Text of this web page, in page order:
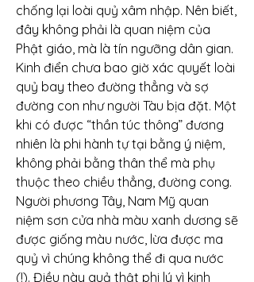
chống lại loài quỷ xâm nhập. Nên biết,
đây không phải là quan niệm của
Phật giáo, mà là tín ngưỡng dân gian.
Kinh điển chưa bao giờ xác quyết loài
quỷ bay theo đường thẳng và sợ
đường con như người Tàu bịa đặt. Một
khi có được “thần túc thông” đương
nhiên là phi hành tự tại bằng ý niệm,
không phải bằng thân thể mà phụ
thuộc theo chiều thẳng, đường cong.
Người phương Tây, Nam Mỹ quan
niệm sơn cửa nhà màu xanh dương sẽ
được giống màu nước, lừa được ma
quỷ vì chúng không thể đi qua nước
(!). Điều này quả thật phi lý vì kinh